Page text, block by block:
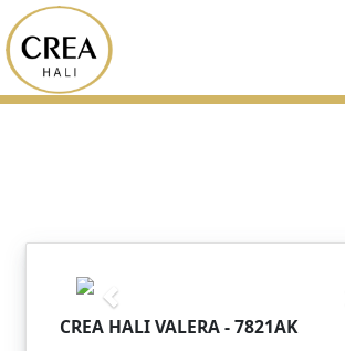
CREA HALI VALERA - 7821AK